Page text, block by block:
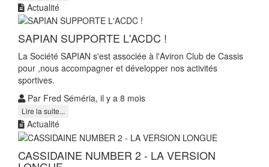
Actualité
SAPIAN SUPPORTE L'ACDC !
La Société SAPIAN s'est associée à l'Aviron Club de Cassis
pour ,nous accompagner et développer nos activités
sportives.
Par Fred Séméria, il y a 8 mois
Lire la suite...
Actualité
CASSIDAINE NUMBER 2 - LA VERSION